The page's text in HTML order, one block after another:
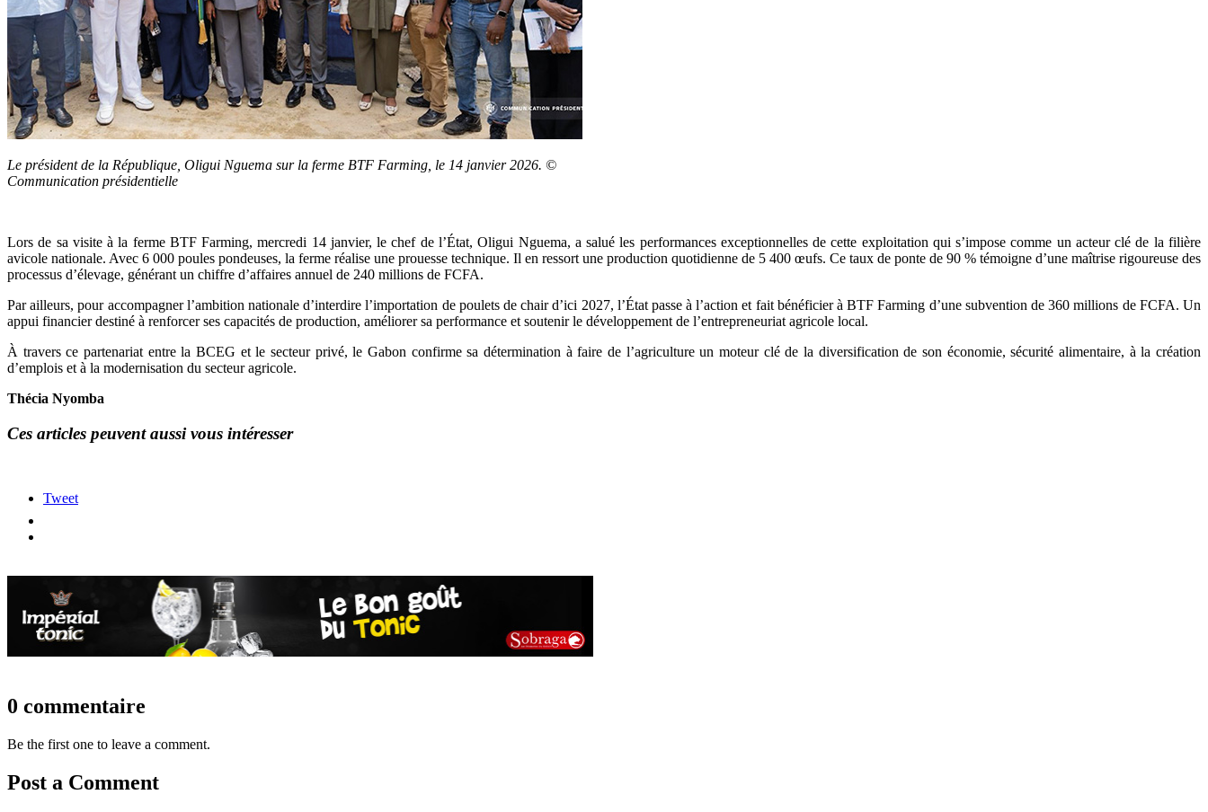
Le président de la République, Oligui Nguema sur la ferme BTF Farming, le 14 janvier 2026. ©
Communication présidentielle
Lors de sa visite à la ferme BTF Farming, mercredi 14 janvier, le chef de l’État, Oligui Nguema, a salué les performances exceptionnelles de cette exploitation qui s’impose comme un acteur clé de la filière
avicole nationale. Avec 6 000 poules pondeuses, la ferme réalise une prouesse technique. Il en ressort une production quotidienne de 5 400 œufs. Ce taux de ponte de 90 % témoigne d’une maîtrise rigoureuse des
processus d’élevage, générant un chiffre d’affaires annuel de 240 millions de FCFA.
Par ailleurs, pour accompagner l’ambition nationale d’interdire l’importation de poulets de chair d’ici 2027, l’État passe à l’action et fait bénéficier à BTF Farming d’une subvention de 360 millions de FCFA. Un
appui financier destiné à renforcer ses capacités de production, améliorer sa performance et soutenir le développement de l’entrepreneuriat agricole local.
À travers ce partenariat entre la BCEG et le secteur privé, le Gabon confirme sa détermination à faire de l’agriculture un moteur clé de la diversification de son économie, sécurité alimentaire, à la création
d’emplois et à la modernisation du secteur agricole.
Thécia Nyomba
Ces articles peuvent aussi vous intéresser
Tweet
0 commentaire
Be the first one to leave a comment.
Post a Comment